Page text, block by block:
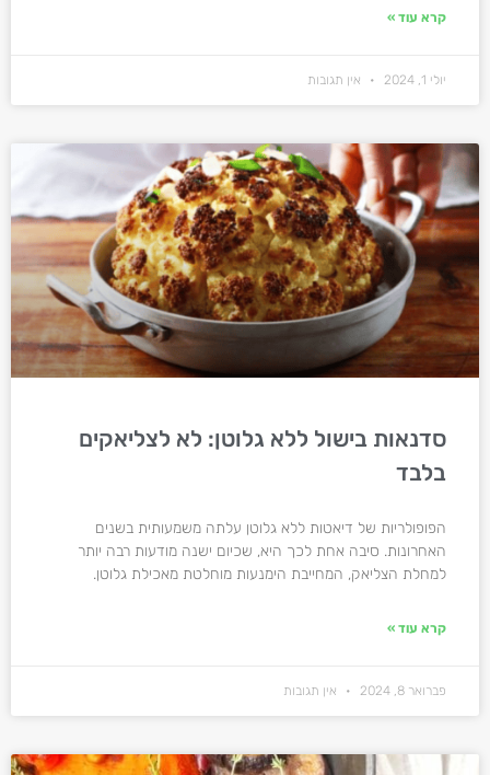
קרא עוד »
יולי 1, 2024 אין תגובות
סדנאות בישול ללא גלוטן: לא לצליאקים
בלבד
הפופולריות של דיאטות ללא גלוטן עלתה משמעותית בשנים
האחרונות. סיבה אחת לכך היא, שכיום ישנה מודעות רבה יותר
למחלת הצליאק, המחייבת הימנעות מוחלטת מאכילת גלוטן.
קרא עוד »
פברואר 8, 2024 אין תגובות